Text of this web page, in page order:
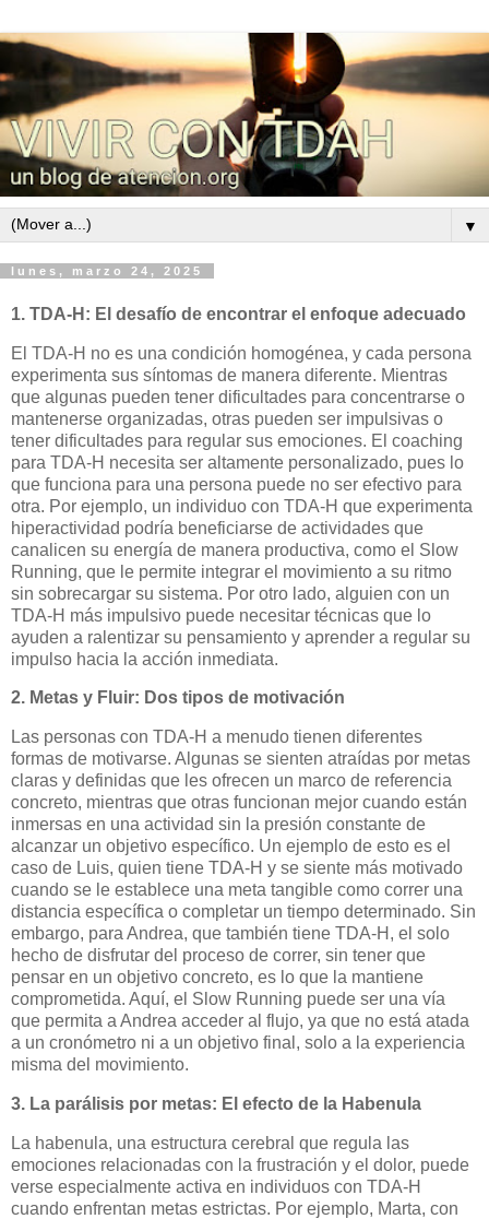
▼
lunes, marzo 24, 2025
1. TDA-H: El desafío de encontrar el enfoque adecuado
El TDA-H no es una condición homogénea, y cada persona
experimenta sus síntomas de manera diferente. Mientras
que algunas pueden tener dificultades para concentrarse o
mantenerse organizadas, otras pueden ser impulsivas o
tener dificultades para regular sus emociones. El coaching
para TDA-H necesita ser altamente personalizado, pues lo
que funciona para una persona puede no ser efectivo para
otra. Por ejemplo, un individuo con TDA-H que experimenta
hiperactividad podría beneficiarse de actividades que
canalicen su energía de manera productiva, como el Slow
Running, que le permite integrar el movimiento a su ritmo
sin sobrecargar su sistema. Por otro lado, alguien con un
TDA-H más impulsivo puede necesitar técnicas que lo
ayuden a ralentizar su pensamiento y aprender a regular su
impulso hacia la acción inmediata.
2. Metas y Fluir: Dos tipos de motivación
Las personas con TDA-H a menudo tienen diferentes
formas de motivarse. Algunas se sienten atraídas por metas
claras y definidas que les ofrecen un marco de referencia
concreto, mientras que otras funcionan mejor cuando están
inmersas en una actividad sin la presión constante de
alcanzar un objetivo específico. Un ejemplo de esto es el
caso de Luis, quien tiene TDA-H y se siente más motivado
cuando se le establece una meta tangible como correr una
distancia específica o completar un tiempo determinado. Sin
embargo, para Andrea, que también tiene TDA-H, el solo
hecho de disfrutar del proceso de correr, sin tener que
pensar en un objetivo concreto, es lo que la mantiene
comprometida. Aquí, el Slow Running puede ser una vía
que permita a Andrea acceder al flujo, ya que no está atada
a un cronómetro ni a un objetivo final, solo a la experiencia
misma del movimiento.
3. La parálisis por metas: El efecto de la Habenula
La habenula, una estructura cerebral que regula las
emociones relacionadas con la frustración y el dolor, puede
verse especialmente activa en individuos con TDA-H
cuando enfrentan metas estrictas. Por ejemplo, Marta, con